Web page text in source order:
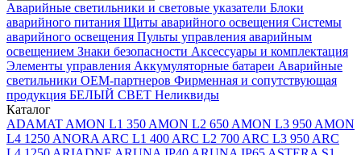
Аварийные светильники и световые указатели Блоки
аварийного питания Щиты аварийного освещения Системы
аварийного освещения Пульты управления аварийным
освещением Знаки безопасности Аксессуары и комплектация
Элементы управления Аккумуляторные батареи Аварийные
светильники ОЕМ-партнеров Фирменная и сопутствующая
продукция БЕЛЫЙ СВЕТ Неликвиды
Каталог
ADAMAT AMON L1 350 AMON L2 650 AMON L3 950 AMON
L4 1250 ANORA ARC L1 400 ARC L2 700 ARC L3 950 ARC